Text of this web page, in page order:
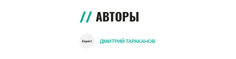
АВТОРЫ
ДМИТРИЙ ТАРАКАНОВ